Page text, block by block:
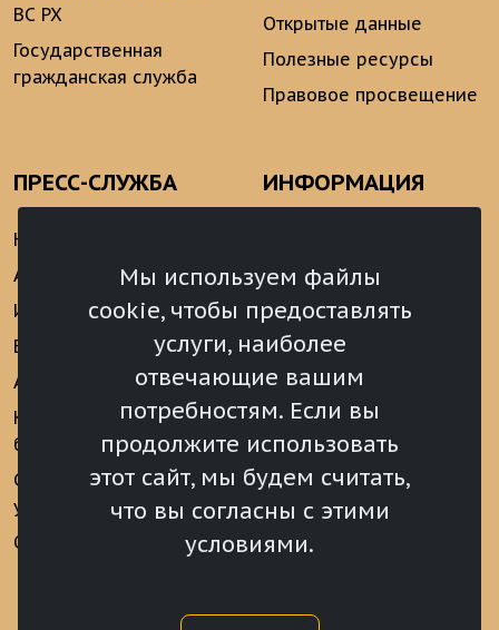
Мы используем файлы
cookie, чтобы предоставлять
услуги, наиболее
отвечающие вашим
потребностям. Если вы
продолжите использовать
этот сайт, мы будем считать,
что вы согласны с этими
условиями.
ВС РХ
Государственная
гражданская служба
Открытые данные
Полезные ресурсы
Правовое просвещение
ПРЕСС-СЛУЖБА
Новости
Анонсы
Интервью
Видеоматериалы
Аккредитация
Конкурс «Хрустальный
барс»
Сведения о СМИ
учрежденных ВС РХ
Опросы и голосования
ИНФОРМАЦИЯ
аналитические
материалы
Реализация Послания
Президента РФ
Федеральному
Собранию РФ
Местное
самоуправление
Финансы
Награды